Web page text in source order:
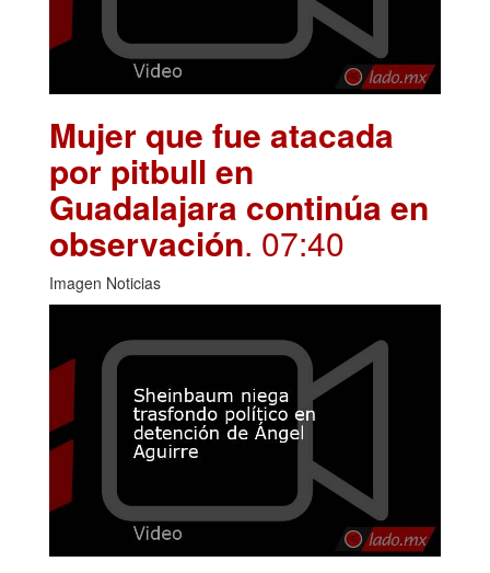
Mujer que fue atacada
por pitbull en
Guadalajara continúa en
observación. 07:40
Imagen Noticias